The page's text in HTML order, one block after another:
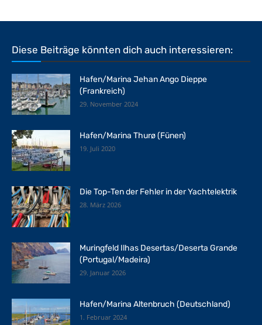
Diese Beiträge könnten dich auch interessieren:
Hafen/Marina Jehan Ango Dieppe
(Frankreich)
29. November 2024
Hafen/Marina Thurø (Fünen)
19. Juli 2020
Die Top-Ten der Fehler in der Yachtelektrik
28. März 2026
Muringfeld Ilhas Desertas/Deserta Grande
(Portugal/Madeira)
29. Januar 2026
Hafen/Marina Altenbruch (Deutschland)
1. Februar 2024